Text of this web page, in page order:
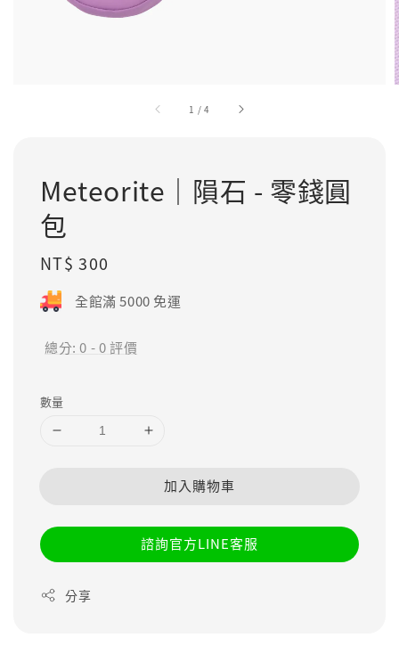
1 /4
Meteorite｜隕石 - 零錢圓
包
Regular
price
NT$ 300
全館滿 5000 免運
總分:0 -0評價
數量
加入購物車
諮詢官方LINE客服
分享